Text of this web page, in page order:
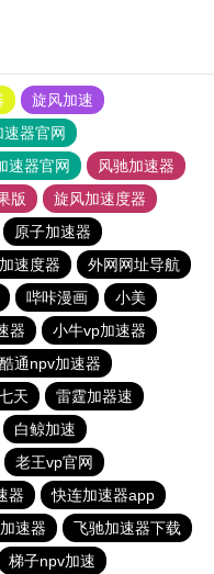
旋风加速
速器官网
速器官网
风驰加速器
版
旋风加速度器
原子加速器
速度器
外网网址导航
哔咔漫画
小美
器
小牛vp加速器
酷通npv加速器
天
雷霆加器速
白鲸加速
老王vp官网
器
快连加速器app
速器
飞驰加速器下载
梯子npv加速